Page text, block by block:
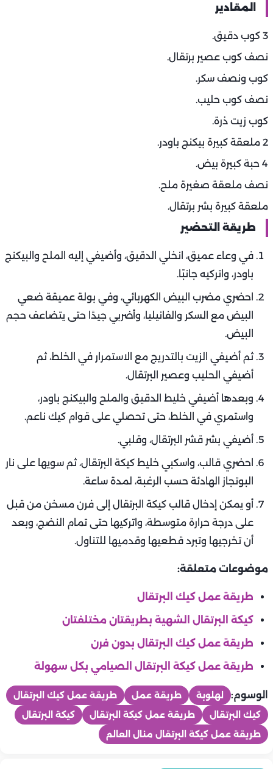
المقادير
3 كوب دقيق.
نصف كوب عصير برتقال.
كوب ونصف سكر.
نصف كوب حليب.
كوب زيت ذرة.
2 ملعقة كبيرة بيكنج باودر.
4 حبة كبيرة بيض.
نصف ملعقة صغيرة ملح.
ملعقة كبيرة بشر برتقال.
طريقة التحضير
في وعاء عميق، انخلي الدقيق، وأضيفي إليه الملح والبيكنج
باودر، واتركيه جانبًا.
احضري مضرب البيض الكهربائي، وفي بولة عميقة ضعي
البيض مع السكر والفانيليا، وأضربي جيدًا حتى يتضاعف حجم
البيض.
ثم أضيفي الزيت بالتدريج مع الاستمرار في الخلط، ثم
أضيفي الحليب وعصير البرتقال.
وبعدها أضيفي خليط الدقيق والملح والبيكنج باودر،
واستمري في الخلط، حتى تحصلي على قوام كيك ناعم.
أضيفي بشر قشر البرتقال، وقلبي.
احضري قالب، واسكبي خليط كيكة البرتقال، ثم سويها على نار
البوتجاز الهادئة حسب الرغبة، لمدة ساعة.
أو يمكن إدخال قالب كيكة البرتقال إلى فرن مسخن من قبل
على درجة حرارة متوسطة، واتركيها حتى تمام النضج، وبعد
أن تخرجيها وتبرد قطعيها وقدميها للتناول.
موضوعات متعلقة:
طريقة عمل كيك البرتقال
كيكة البرتقال الشهية بطريقتان مختلفتان
طريقة عمل كيك البرتقال بدون فرن
طريقة عمل كيكة البرتقال الصيامي بكل سهولة
الوسوم: لهلوبة طريقة عمل
طريقة عمل كيك البرتقال
كيك البرتقال
طريقة عمل كيكة البرتقال
كيكة البرتقال
طريقة عمل كيكة البرتقال منال العالم